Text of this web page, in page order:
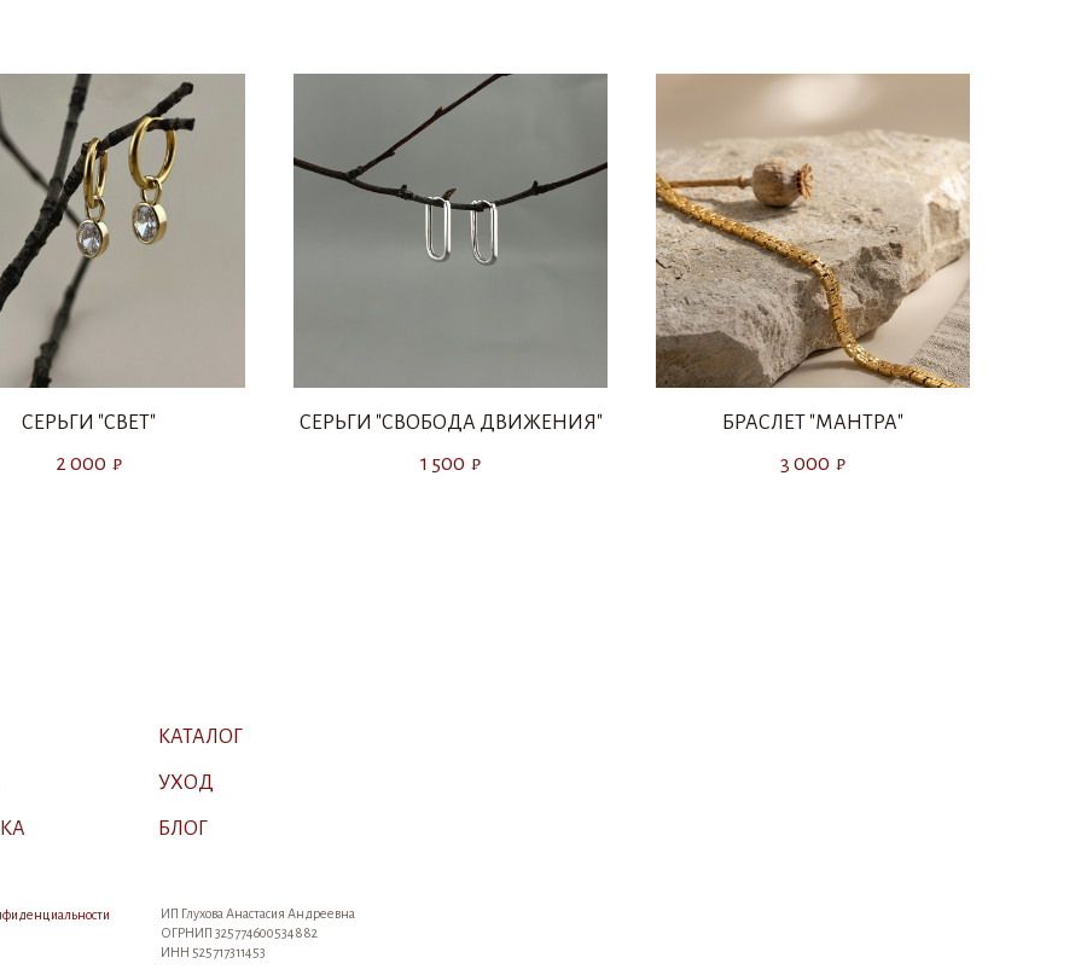
СЕРЬГИ "СВЕТ"
2 000 ₽
СЕРЬГИ "СВОБОДА ДВИЖЕНИЯ"
1 500 ₽
БРАСЛЕТ "МАНТРА"
3 000 ₽
КАТАЛОГ
БЛОГ
УХОД
ИП Глухова Анастасия Андреевна
ОГРНИП 325774600534882
ИНН 525717311453